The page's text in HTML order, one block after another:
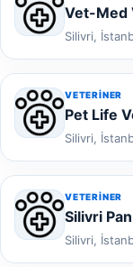
Vet-Med
Silivri,
VETERINER
Pet Life
Silivri,
VETERINER
Silivri
Silivri,